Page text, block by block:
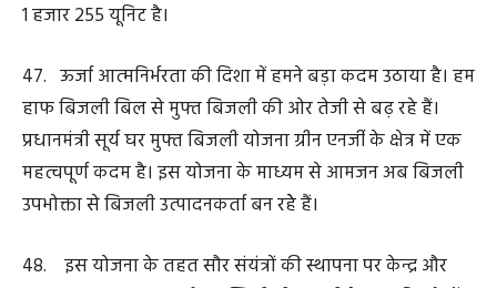
बार चक्कर काटने पड़ते हैं। यह तब ठीक होता है, जब जनता को
क्रांतिकारी पहल की है। अब ऑनलाईन रजिस्ट्री की सुविधा भी
हमने सुनिश्चित की है। रजिस्ट्री के साथ ही अब नामांतरण भी हो
जाता है। आधार प्रमाणीकरण के चलते किसी तरह की धोखाधड़ी
की आशंका नहीं रहती। रजिस्ट्री से संबंधित दस्तावेज बनाने आम
नागरिकों को कानूनी विशेषज्ञों की भी जरूरत नहीं। पारिवारिक
जाता है।